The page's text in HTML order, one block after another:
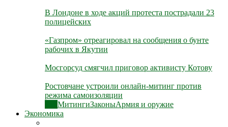
В Лондоне в ходе акций протеста пострадали 23
полицейских
«Газпром» отреагировал на сообщения о бунте
рабочих в Якутии
Мосгорсуд смягчил приговор активисту Котову
Ростовчане устроили онлайн-митинг против
режима самоизоляции
МитингиЗаконыАрмия и оружие
Экономика